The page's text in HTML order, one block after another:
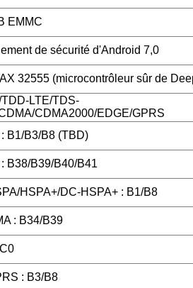
EMMC
de sécurité d'Android 7,0
32555 (microcontrôleur sûr de
LTE/TDS-
CDMA2000/EDGE/GPRS
B1/B3/B8 (TBD)
B38/B39/B40/B41
HSPA+/DC-HSPA+ : B1/B8
: B34/B39
: B3/B8